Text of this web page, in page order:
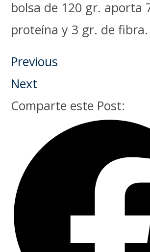
bolsa de 120 gr. aporta
proteína y 3 gr. de fibra.
Previous
Next
Comparte este Post: